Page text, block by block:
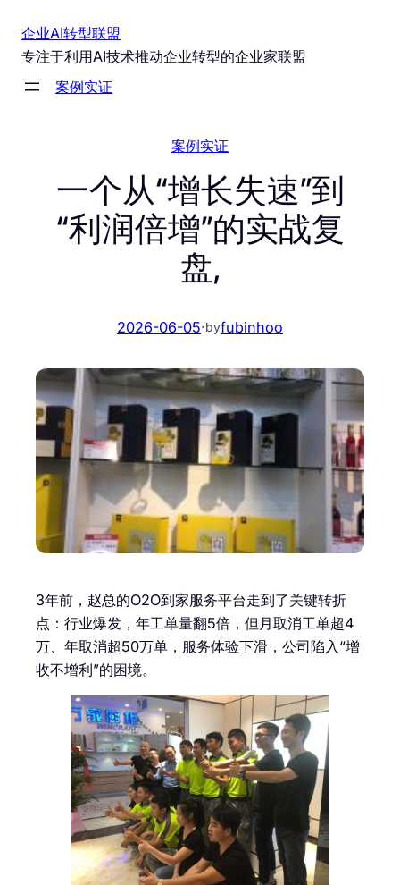
企业AI转型联盟
专注于利用AI技术推动企业转型的企业家联盟
案例实证
案例实证
一个从“增长失速”到
“利润倍增”的实战复
盘,
2026-06-05·byfubinhoo
3年前，赵总的O2O到家服务平台走到了关键转折
点：行业爆发，年工单量翻5倍，但月取消工单超4
万、年取消超50万单，服务体验下滑，公司陷入“增
收不增利”的困境。